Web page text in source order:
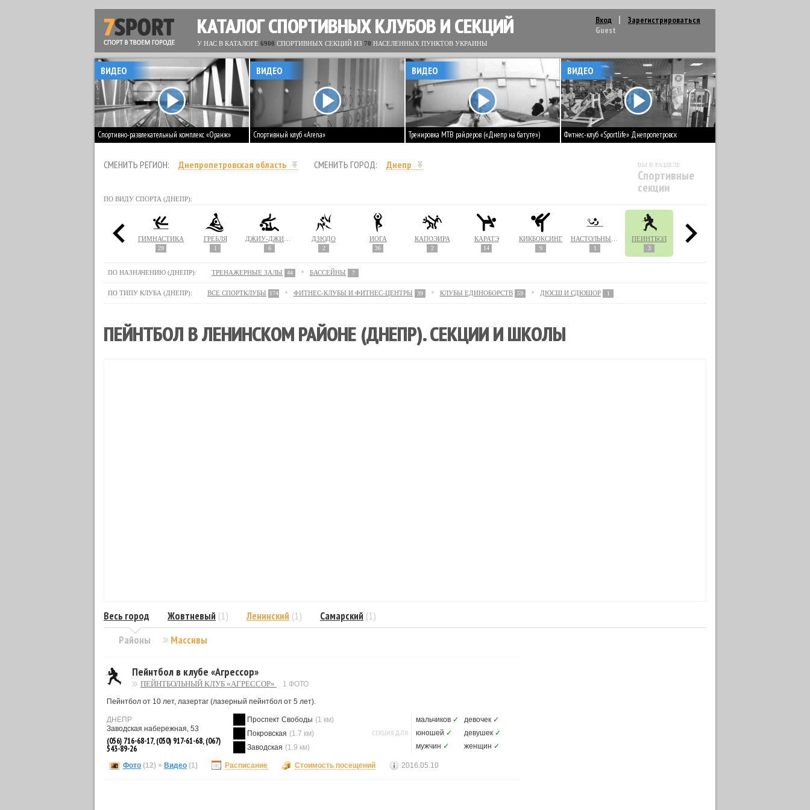
Вход
Зарегистрироваться
Guest
КАТАЛОГ СПОРТИВНЫХ КЛУБОВ И СЕКЦИЙ
У НАС В КАТАЛОГЕ 6900 СПОРТИВНЫХ СЕКЦИЙ ИЗ 70 НАСЕЛЕННЫХ ПУНКТОВ УКРАИНЫ
Спортивно-развлекательный комплекс «Оранж»
ВИДЕО
Спортивный клуб «Arena»
ВИДЕО
Тренировка MTB райдеров («Днепр на батуте»)
ВИДЕО
Фитнес-клуб «Sportlife» Днепропетровск
ВИДЕО
СМЕНИТЬ РЕГИОН: Днепропетровская область СМЕНИТЬ ГОРОД: Днепр ВЫ В РАЗДЕЛЕ
Спортивные
секции
ПО ВИДУ СПОРТА (ДНЕПР):
ВОЛЕЙБОЛ ГИМНАСТИКА
29
ГРЕБЛЯ
1 6
ДЗЮДО
2
ЙОГА
36
КАПОЭЙРА
2
КАРАТЭ
14
КИКБОКСИНГ
9 1
ПЕЙНТБОЛ
3
ПИЛАТЕС
ПО НАЗНАЧЕНИЮ (ДНЕПР): ТРЕНАЖЕРНЫЕ ЗАЛЫ 44 БАССЕЙНЫ 7
ПО ТИПУ КЛУБА (ДНЕПР): ВСЕ СПОРТКЛУБЫ 174 ФИТНЕС-КЛУБЫ И ФИТНЕС-ЦЕНТРЫ 39 КЛУБЫ ЕДИНОБОРСТВ 59 ДЮСШ И СДЮШОР 1
ПЕЙНТБОЛ В ЛЕНИНСКОМ РАЙОНЕ (ДНЕПР). СЕКЦИИ И ШКОЛЫ
Районы
Весь город Жовтневый (1) Ленинский (1) Самарский (1)
Массивы
Пейнтбол в клубе «Агрессор»
ПЕЙНТБОЛЬНЫЙ КЛУБ «АГРЕССОР» 1 ФОТО
Пейнтбол от 10 лет, лазертаг (лазерный пейнтбол от 5 лет).
ДНЕПР
Заводская набережная, 53
(056) 716-68-17, (050) 917-61-68, (067)
543-89-26
Проспект Свободы (1 км)
Покровская (1.7 км)
Заводская (1.9 км)
СЕКЦИЯ ДЛЯ
мальчиков ✓ девочек ✓
юношей ✓ девушек ✓
мужчин ✓ женщин ✓
Фото (12) + Видео (1) Расписание Стоимость посещений 2016.05.10